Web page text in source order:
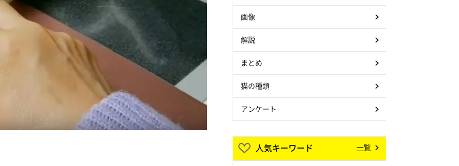
画像
解説
まとめ
猫の種類
アンケート
人気キーワード 一覧